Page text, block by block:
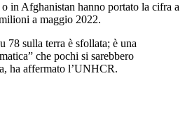
in Afghanistan hanno portato la cifra a
a maggio 2022.
78 sulla terra è sfollata; è una
che pochi si sarebbero
ha affermato l’UNHCR.